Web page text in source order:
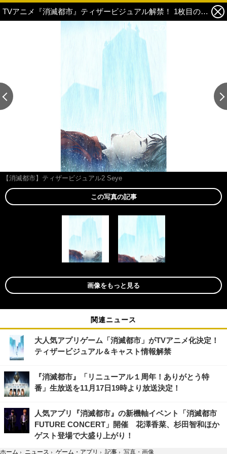
TVアニメ『消滅都市』ティザービジュアル解禁！ 1枚目の写真・画像
【消滅都市】ティザービジュアル2 Seye
この写真の記事
画像をもっと見る
関連ニュース
大人気アプリゲーム「消滅都市」がTVアニメ化決定！
ティザービジュアル＆キャスト情報解禁
『消滅都市』「リニューアル１周年！ありがとう特
番」生放送を11月17日19時より放送決定！
人気アプリ『消滅都市』の新機軸イベント「消滅都市
FUTURE CONCERT」開催 花澤香菜、杉田智和ほか
ゲスト登場で大盛り上がり！
ホーム › ニュース › ゲーム・アプリ › 記事 › 写真・画像